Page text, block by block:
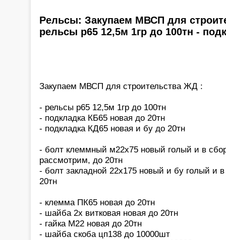
Рельсы: Закупаем МВСП для
рельсы р65 12,5м 1гр до 100тн -
Закупаем МВСП для строительства ЖД :
- рельсы р65 12,5м 1гр до 100тн
- подкладка КБ65 новая до 20тн
- подкладка КД65 новая и бу до 20тн
- болт клеммный м22х75 новый голый и в
рассмотрим, до 20тн
- болт закладной 22х175 новый и бу голый и
20тн
- клемма ПК65 новая до 20тн
- шайба 2х витковая новая до 20тн
- гайка М22 новая до 20тн
- шайба скоба цп138 до 10000шт